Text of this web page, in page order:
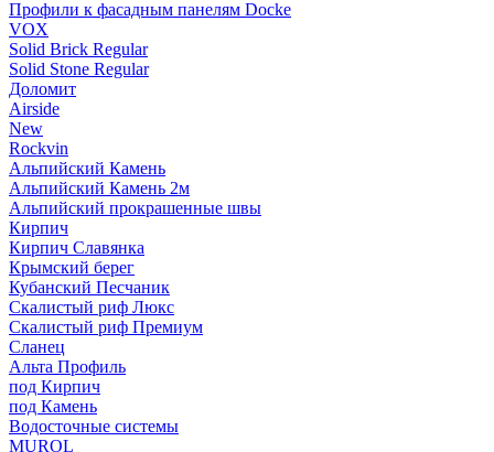
Профили к фасадным панелям Docke
VOX
Solid Brick Regular
Solid Stone Regular
Доломит
Airside
New
Rockvin
Альпийский Камень
Альпийский Камень 2м
Альпийский прокрашенные швы
Кирпич
Кирпич Славянка
Крымский берег
Кубанский Песчаник
Скалистый риф Люкс
Скалистый риф Премиум
Сланец
Альта Профиль
под Кирпич
под Камень
Водосточные системы
MUROL